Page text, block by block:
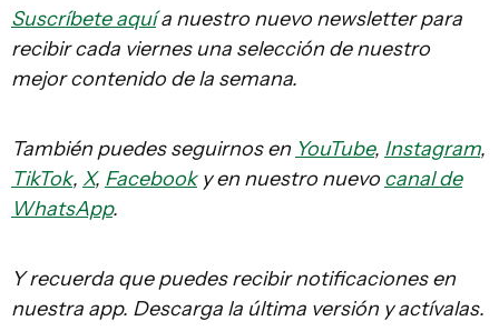
Suscríbete aquía nuestro nuevo newsletter para
recibir cada viernes una selección de nuestro
mejor contenido de la semana.
También puedes seguirnos en YouTube, Instagram,
TikTok, X, Facebooky en nuestro nuevo canal de
WhatsApp.
Y recuerda que puedes recibir notificaciones en
nuestra app. Descarga la última versión y actívalas.